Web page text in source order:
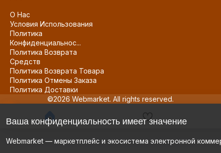
О Нас
Условия Использования
Политика
Конфиденциальнос...
Политика Возврата
Средств
Политика Возврата Товара
Политика Отмены Заказа
Политика Доставки
©2026 Webmarket. All rights reserved.
Ваша конфиденциальность имеет значение
Webmarket — маркетплейс и экосистема электронной